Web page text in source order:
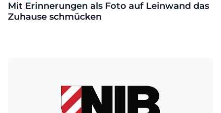
Mit Erinnerungen als Foto auf Leinwand das
Zuhause schmücken